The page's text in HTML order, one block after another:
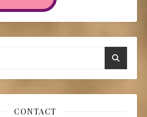
CONTACT